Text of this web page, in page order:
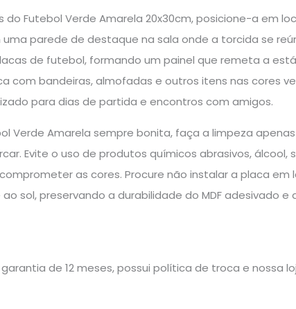
do Futebol Verde Amarela 20x30cm, posicione-a em
parede de destaque na sala onde a torcida se
de futebol, formando um painel que remeta a
com bandeiras, almofadas e outros itens nas cores
para dias de partida e encontros com amigos.
Verde Amarela sempre bonita, faça a limpeza
Evite o uso de produtos químicos abrasivos, álcool,
as cores. Procure não instalar a placa em
sol, preservando a durabilidade do MDF adesivado e
de 12 meses, possui política de troca e nossa